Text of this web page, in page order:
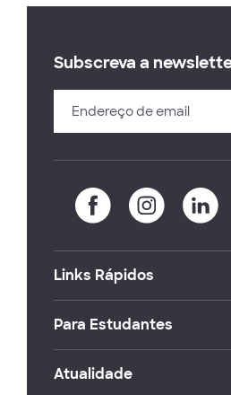
Subscreva a
Links Rápidos
Para Estudantes
Atualidade